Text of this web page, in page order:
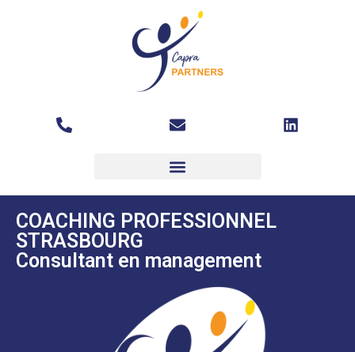
COACHING PROFESSIONNEL
STRASBOURG
Consultant en management